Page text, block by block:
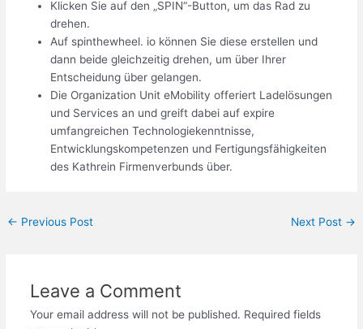
Klicken Sie auf den „SPIN“-Button, um das Rad zu
drehen.
Auf spinthewheel. io können Sie diese erstellen und
dann beide gleichzeitig drehen, um über Ihrer
Entscheidung über gelangen.
Die Organization Unit eMobility offeriert Ladelösungen
und Services an und greift dabei auf expire
umfangreichen Technologiekenntnisse,
Entwicklungskompetenzen und Fertigungsfähigkeiten
des Kathrein Firmenverbunds über.
← Previous Post Next Post →
Leave a Comment
Your email address will not be published. Required fields